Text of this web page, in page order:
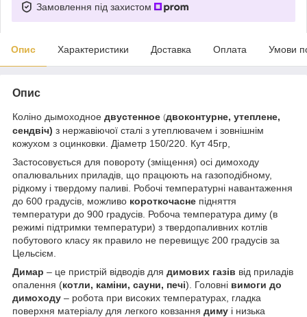
Замовлення під захистом
Опис Характеристики Доставка Оплата Умови
Опис
Коліно дымоходное двустенное (двоконтурне, утеплене,
сендвіч) з нержавіючої сталі з утеплювачем і зовнішнім
кожухом з оцинковки. Діаметр 150/220. Кут 45гр,
Застосовується для повороту (зміщення) осі димоходу
опалювальних приладів, що працюють на газоподібному,
рідкому і твердому паливі. Робочі температурні навантаження
до 600 градусів, можливо короткочасне підняття
температури до 900 градусів. Робоча температура диму (в
режимі підтримки температури) з твердопаливних котлів
побутового класу як правило не перевищує 200 градусів за
Цельсієм.
Димар – це пристрій відводів для димових газів від приладів
опалення (котли, каміни, сауни, печі). Головні вимоги до
димоходу – робота при високих температурах, гладка
поверхня матеріалу для легкого ковзання диму і низька